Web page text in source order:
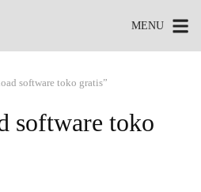
MENU
software toko gratis”
software toko